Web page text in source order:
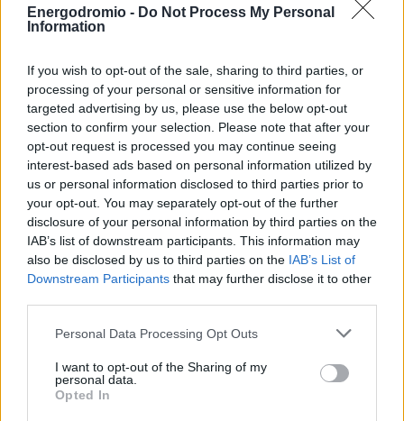
Energodromio - Do Not Process My Personal
Information
If you wish to opt-out of the sale, sharing to third parties, or
processing of your personal or sensitive information for
targeted advertising by us, please use the below opt-out
section to confirm your selection. Please note that after your
opt-out request is processed you may continue seeing
interest-based ads based on personal information utilized by
us or personal information disclosed to third parties prior to
your opt-out. You may separately opt-out of the further
disclosure of your personal information by third parties on the
IAB’s list of downstream participants. This information may
also be disclosed by us to third parties on the IAB’s List of
Downstream Participants that may further disclose it to other
Personal Data Processing Opt Outs
I want to opt-out of the Sharing of my
personal data.
Opted In
ευρύτερης περιοχής.
Ψηφιακές υποδομές και αγορά ακινήτων
Η επιτάχυνση τηςψηφιοποίησης του Κτηματολογίου
θεωρείται κρίσιμη για τη λειτουργία της αγοράς
ακινήτων , καθώς επηρεάζει άμεσα μεταβιβάσεις,
επενδύσεις, έκδοση πιστοποιητικών και ελέγχους
ιδιοκτησίας.
Στελέχη της αγοράς επισημαίνουν ότι η ταχύτερη
πρόσβαση σε αξιόπιστα στοιχεία ιδιοκτησίας μπορεί να
περίοδο όπου η αγορά real estate βρίσκεται σε φάση
αυξημένης κινητικότητας.